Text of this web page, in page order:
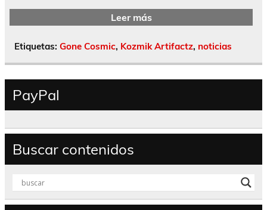
Leer más
Etiquetas: Gone Cosmic, Kozmik Artifactz, noticias
PayPal
Buscar contenidos